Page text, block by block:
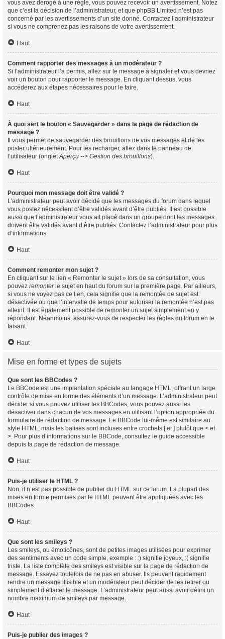
vous avez dérogé à une règle, vous pouvez recevoir un avertissement. Notez
que c’est la décision de l’administrateur, et que phpBB Limited n’est pas
concerné par les avertissements d’un site donné. Contactez l’administrateur
si vous ne comprenez pas les raisons de votre avertissement.
Haut
Comment rapporter des messages à un modérateur ?
Si l’administrateur l’a permis, allez sur le message à signaler et vous devriez
voir un bouton pour rapporter le message. En cliquant dessus, vous
accéderez aux étapes nécessaires pour le faire.
Haut
À quoi sert le bouton « Sauvegarder » dans la page de rédaction de
message ?
Il vous permet de sauvegarder des brouillons de vos messages et de les
poster ultérieurement. Pour les recharger, allez dans le panneau de
l’utilisateur (ongletAperçu --> Gestion des brouillons).
Haut
Pourquoi mon message doit être validé ?
L’administrateur peut avoir décidé que les messages du forum dans lequel
vous postez nécessitent d’être validés avant d’être publiés. Il est possible
aussi que l’administrateur vous ait placé dans un groupe dont les messages
doivent être validés avant d’être publiés. Contactez l’administrateur pour plus
d’informations.
Haut
Comment remonter mon sujet ?
En cliquant sur le lien « Remonter le sujet » lors de sa consultation, vous
pouvez remonterle sujet en haut du forum sur la première page. Par ailleurs,
si vous ne voyez pas ce lien, cela signifie que la remontée de sujet est
désactivée ou que l’intervalle de temps pour autoriser la remontée n’est pas
atteint. Il est également possible de remonter un sujet simplement en y
répondant. Néanmoins, assurez-vous de respecter les règles du forum en le
faisant.
Haut
Mise en forme et types de sujets
Que sont les BBCodes ?
Le BBCode est une implantation spéciale au langage HTML, offrant un large
contrôle de mise en forme des éléments d’un message. L’administrateur peut
décider si vous pouvez utiliser les BBCodes, vous pouvez aussi les
désactiver dans chacun de vos messages en utilisant l’option appropriée du
formulaire de rédaction de message. Le BBCode lui-même est similaire au
style HTML, mais les balises sont incluses entre crochets [ et ] plutôt que < et
>. Pour plus d’informations sur le BBCode, consultez le guide accessible
depuis la page de rédaction de message.
Haut
Puis-je utiliser le HTML ?
Non, il n’est pas possible de publier du HTML sur ce forum. La plupart des
mises en forme permises par le HTML peuvent être appliquées avec les
BBCodes.
Haut
Que sont les smileys ?
Les smileys, ou émoticônes, sont de petites images utilisées pour exprimer
des sentiments avec un code simple, exemple : :) signifie joyeux, :( signifie
triste. La liste complète des smileys est visible sur la page de rédaction de
message. Essayez toutefois de ne pas en abuser. Ils peuvent rapidement
rendre un message illisible et un modérateur peut décider de les retirer ou
simplement d’effacer le message. L’administrateur peut aussi avoir défini un
nombre maximum de smileys par message.
Haut
Puis-je publier des images ?